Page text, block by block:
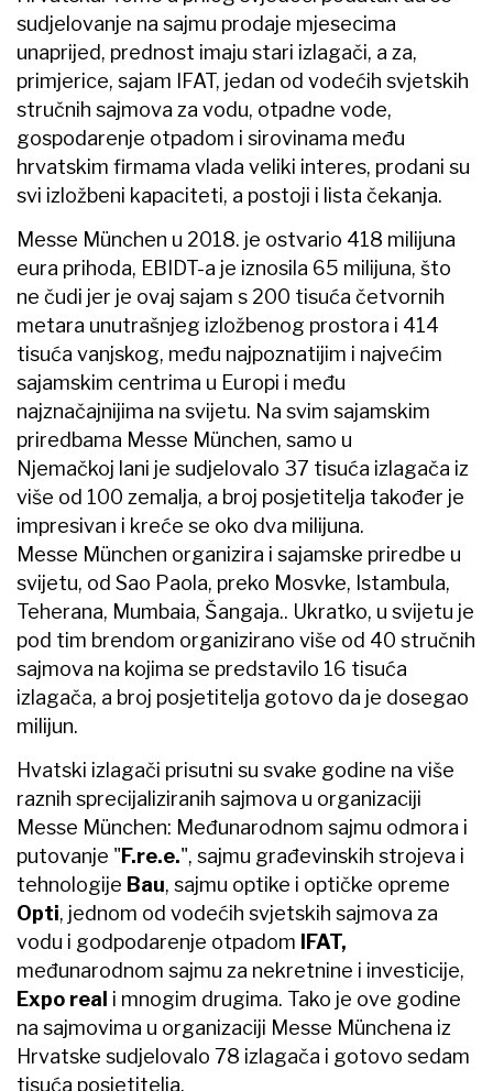
sudjelovanje na sajmu prodaje mjesecima
unaprijed, prednost imaju stari izlagači, a za,
primjerice, sajam IFAT, jedan od vodećih svjetskih
stručnih sajmova za vodu, otpadne vode,
gospodarenje otpadom i sirovinama među
hrvatskim firmama vlada veliki interes, prodani su
svi izložbeni kapaciteti, a postoji i lista čekanja.
Messe München u 2018. je ostvario 418 milijuna
eura prihoda, EBIDT-a je iznosila 65 milijuna, što
ne čudi jer je ovaj sajam s 200 tisuća četvornih
metara unutrašnjeg izložbenog prostora i 414
tisuća vanjskog, među najpoznatijim i najvećim
sajamskim centrima u Europi i među
najznačajnijima na svijetu. Na svim sajamskim
priredbama Messe München, samo u
Njemačkoj lani je sudjelovalo 37 tisuća izlagača iz
više od 100 zemalja, a broj posjetitelja također je
impresivan i kreće se oko dva milijuna.
Messe München organizira i sajamske priredbe u
svijetu, od Sao Paola, preko Mosvke, Istambula,
Teherana, Mumbaia, Šangaja.. Ukratko, u svijetu je
pod tim brendom organizirano više od 40 stručnih
sajmova na kojima se predstavilo 16 tisuća
izlagača, a broj posjetitelja gotovo da je dosegao
milijun.
Hvatski izlagači prisutni su svake godine na više
raznih sprecijaliziranih sajmova u organizaciji
Messe München: Međunarodnom sajmu odmora i
putovanje "F.re.e.", sajmu građevinskih strojeva i
tehnologije Bau, sajmu optike i optičke opreme
Opti, jednom od vodećih svjetskih sajmova za
vodu i godpodarenje otpadom
IFAT,
međunarodnom sajmu za nekretnine i investicije,
Expo real i mnogim drugima. Tako je ove godine
na sajmovima u organizaciji Messe Münchena iz
Hrvatske sudjelovalo 78 izlagača i gotovo sedam
tisuća posjetitelja.